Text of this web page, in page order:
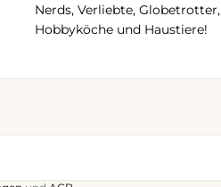
Nerds, Verliebte, Globetrotter,
Hobbyköche und Haustiere!